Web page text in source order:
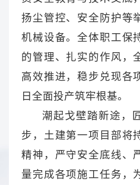
扬尘管控、安全防护等
机械设备。全体职工保
的管理、扎实的作风，
高效推进，稳步兑现各
日全面投产筑牢根基。
潮起戈壁踏新途，
步，土建第一项目部将
精神，严守安全底线、
量完成各项施工任务，